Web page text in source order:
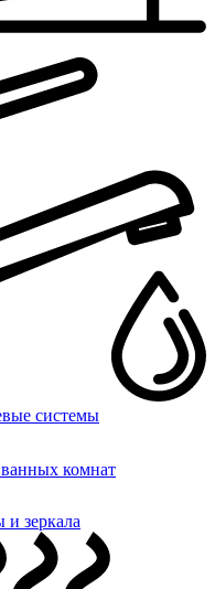
системы
комнат
и зеркала